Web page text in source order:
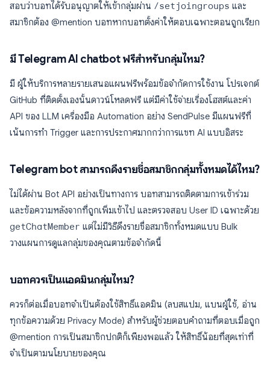
สอบว่าบอทได้รับอนุญาตให้เข้ากลุ่มผ่าน /setjoingroups และ
สมาชิกต้อง @mention บอทหากบอทตั้งค่าให้ตอบเฉพาะตอนถูกเรียก
มี Telegram AI chatbot ฟรีสำหรับกลุ่มไหม?
มี ผู้ให้บริการหลายรายเสนอแผนฟรีพร้อมข้อจำกัดการใช้งาน โปรเจกต์
GitHub ที่ติดตั้งเองนั้นดาวน์โหลดฟรี แต่มีค่าใช้จ่ายเรื่องโฮสต์และค่า
API ของ LLM เครื่องมือ Automation อย่าง SendPulse มีแผนฟรีที่
เน้นการทำ Trigger และการประกาศมากกว่าการแชท AI แบบอิสระ
Telegram bot สามารถดึงรายชื่อสมาชิกกลุ่มทั้งหมดได้ไหม?
ไม่ได้ผ่าน Bot API อย่างเป็นทางการ บอทสามารถติดตามการเข้าร่วม
และข้อความหลังจากที่ถูกเพิ่มเข้าไป และตรวจสอบ User ID เฉพาะด้วย
getChatMember แต่ไม่มีวิธีดึงรายชื่อสมาชิกทั้งหมดแบบ Bulk
วางแผนการดูแลกลุ่มของคุณตามข้อจำกัดนี้
บอทควรเป็นแอดมินกลุ่มไหม?
ควรก็ต่อเมื่อบอทจำเป็นต้องใช้สิทธิ์แอดมิน (ลบสแปม, แบนผู้ใช้, อ่าน
ทุกข้อความด้วย Privacy Mode) สำหรับผู้ช่วยตอบคำถามที่ตอบเมื่อถูก
@mention การเป็นสมาชิกปกติก็เพียงพอแล้ว ให้สิทธิ์น้อยที่สุดเท่าที่
จำเป็นตามนโยบายของคุณ